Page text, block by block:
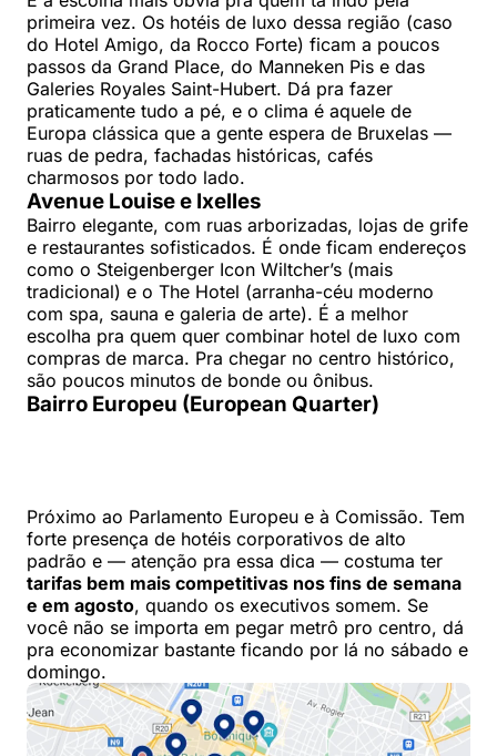
primeira vez. Os hotéis de luxo dessa região (caso
do Hotel Amigo, da Rocco Forte) ficam a poucos
passos da Grand Place, do Manneken Pis e das
Galeries Royales Saint-Hubert. Dá pra fazer
praticamente tudo a pé, e o clima é aquele de
Europa clássica que a gente espera de Bruxelas —
ruas de pedra, fachadas históricas, cafés
charmosos por todo lado.
Avenue Louise e Ixelles
Bairro elegante, com ruas arborizadas, lojas de grife
e restaurantes sofisticados. É onde ficam endereços
como o Steigenberger Icon Wiltcher’s (mais
tradicional) e o The Hotel (arranha-céu moderno
com spa, sauna e galeria de arte). É a melhor
escolha pra quem quer combinar hotel de luxo com
compras de marca. Pra chegar no centro histórico,
são poucos minutos de bonde ou ônibus.
Bairro Europeu (European Quarter)
Próximo ao Parlamento Europeu e à Comissão. Tem
forte presença de hotéis corporativos de alto
padrão e — atenção pra essa dica — costuma ter
tarifas bem mais competitivas nos fins de semana
e em agosto, quando os executivos somem. Se
você não se importa em pegar metrô pro centro, dá
pra economizar bastante ficando por lá no sábado e
domingo.